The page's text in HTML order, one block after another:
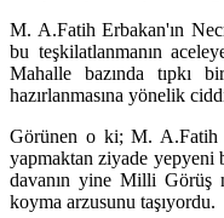
M. A.Fatih Erbakan'ın
bu teşkilatlanmanın
Mahalle bazında tıpkı
hazırlanmasına yönelik
Görünen o ki; M. A.Fatih
yapmaktan ziyade yepyeni
davanın yine Milli Görüş
koyma arzusunu taşıyordu.